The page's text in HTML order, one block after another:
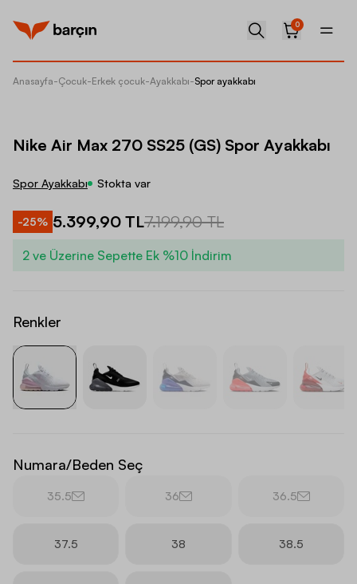
0
Anasayfa-Çocuk-Erkek çocuk-Ayakkabı-Spor ayakkabı
Nike Air Max 270 SS25 (GS) Spor Ayakkabı
Spor Ayakkabı Stokta var
-25% 5.399,90 TL7.199,90 TL
2 ve Üzerine Sepette Ek %10 İndirim
Renkler
Numara/Beden Seç
35.5 36 36.5
37.5 38 38.5